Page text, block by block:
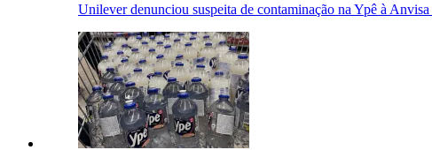
Unilever denunciou suspeita de contaminação na Ypê à